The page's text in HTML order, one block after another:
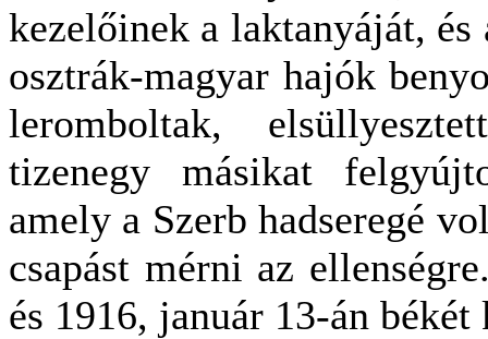
kezelőinek a laktanyáját,
osztrák-magyar hajók
leromboltak,
tizenegy másikat
amely a Szerb hadseregé
csapást mérni az
és 1916, január 13-án békét